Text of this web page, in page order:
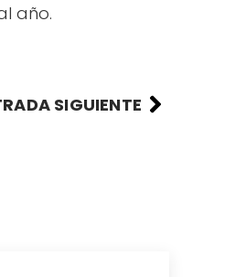
año.
SIGUIENTE